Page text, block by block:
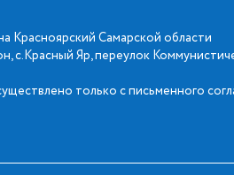
Красноярский Самарской области
с.Красный Яр, переулок
только с письменного